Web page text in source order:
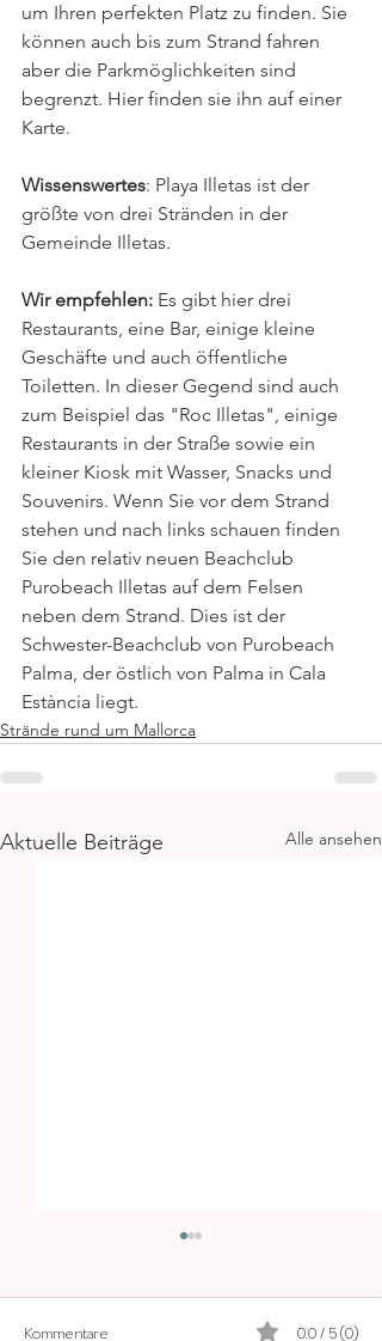
um Ihren perfekten Platz zu finden. Sie
können auch bis zum Strand fahren
aber die Parkmöglichkeiten sind
begrenzt. Hier finden sie ihn auf einer
Karte.
Wissenswertes: Playa Illetas ist der
größte von drei Stränden in der
Gemeinde Illetas.
Wir empfehlen: Es gibt hier drei
Restaurants, eine Bar, einige kleine
Geschäfte und auch öffentliche
Toiletten. In dieser Gegend sind auch
zum Beispiel das "Roc Illetas", einige
Restaurants in der Straße sowie ein
kleiner Kiosk mit Wasser, Snacks und
Souvenirs. Wenn Sie vor dem Strand
stehen und nach links schauen finden
Sie den relativ neuen Beachclub
Purobeach Illetas auf dem Felsen
neben dem Strand. Dies ist der
Schwester-Beachclub von Purobeach
Palma, der östlich von Palma in Cala
Estància liegt.
Strände rund um Mallorca
Aktuelle Beiträge Alle ansehen
Kommentare 0.0 / 5 (0)